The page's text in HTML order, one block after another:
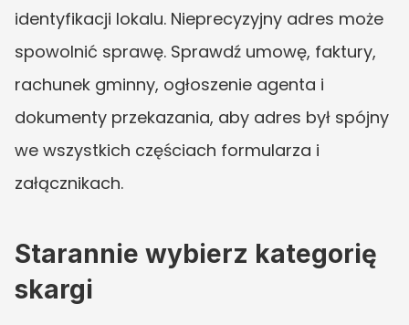
identyfikacji lokalu. Nieprecyzyjny adres może
spowolnić sprawę. Sprawdź umowę, faktury,
rachunek gminny, ogłoszenie agenta i
dokumenty przekazania, aby adres był spójny
we wszystkich częściach formularza i
załącznikach.
Starannie wybierz kategorię
skargi